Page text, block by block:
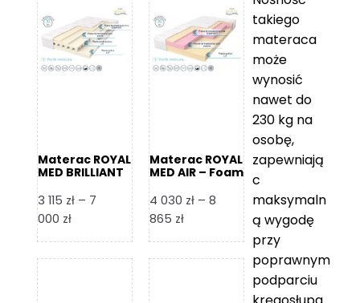
4
570 zł
3
749 zł
Materac ROYAL
MED BRILLIANT
3 115 zł – 7
000 złZakres
od
Materac ROYAL
MED AIR – Foam
4 030 zł – 8
865 złZakres
od
takiego
materaca
może
wynosić
nawet do
230 kg na
osobę,
zapewniają
c
maksymaln
ą wygodę
przy
poprawnym
podparciu